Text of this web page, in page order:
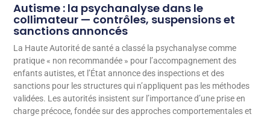
Autisme : la psychanalyse dans le
collimateur — contrôles, suspensions et
sanctions annoncés
La Haute Autorité de santé a classé la psychanalyse comme
pratique « non recommandée » pour l’accompagnement des
enfants autistes, et l’État annonce des inspections et des
sanctions pour les structures qui n’appliquent pas les méthodes
validées. Les autorités insistent sur l’importance d’une prise en
charge précoce, fondée sur des approches comportementales et